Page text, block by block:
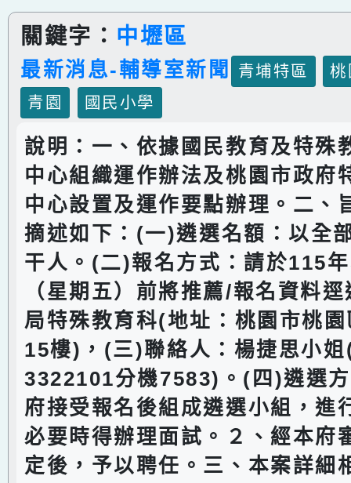
關鍵字： 中壢區
最新消息-輔導室新聞 青埔特區
青園
國民小學
說明：一、依據國民教育及特殊
中心組織運作辦法及桃園市政府
中心設置及運作要點辦理。二、
摘述如下：(一)遴選名額：以全
干人。(二)報名方式：請於115
（星期五）前將推薦/報名資料
局特殊教育科(地址：桃園市桃
15樓)，(三)聯絡人：楊捷思小
3322101分機7583)。(四)遴選
府接受報名後組成遴選小組，進
必要時得辦理面試。２、經本府
定後，予以聘任。三、本案詳細